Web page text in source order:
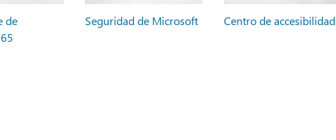
de
Seguridad de Microsoft Centro de accesibilidad